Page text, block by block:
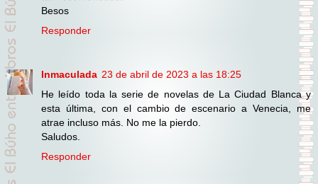
Besos
Responder
Inmaculada 23 de abril de 2023 a las 18:25
He leído toda la serie de novelas de La Ciudad Blanca y
esta última, con el cambio de escenario a Venecia, me
atrae incluso más. No me la pierdo.
Saludos.
Responder